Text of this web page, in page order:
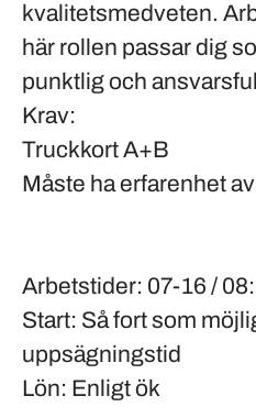
kvalitetsmedveten.
här rollen passar dig
punktlig och
Krav:
Truckkort A+B
Måste ha erfarenhet
Arbetstider: 07-16 /
Start: Så fort som
uppsägningstid
Lön: Enligt ök